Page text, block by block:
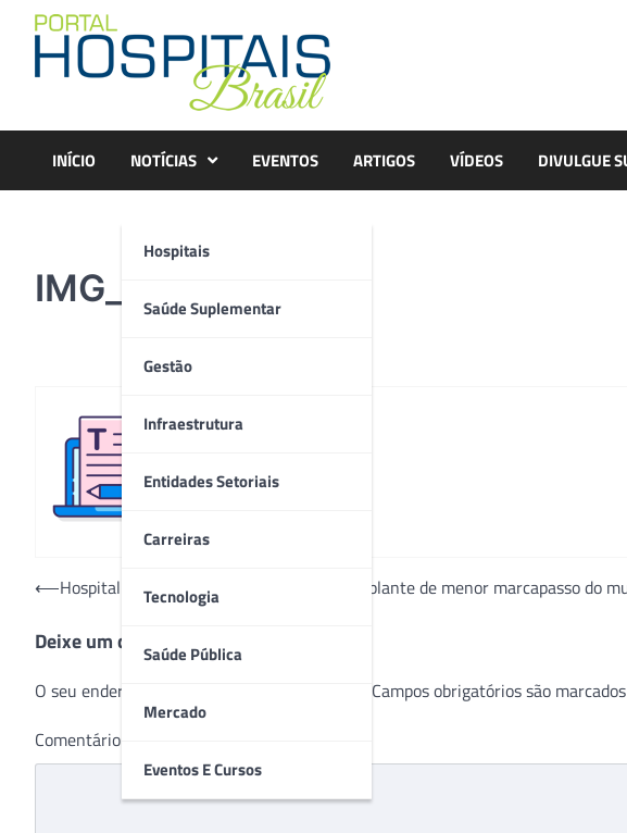
content
INÍCIO NOTÍCIAS
Hospitais
Saúde Suplementar
Gestão
Infraestrutura
Entidades Setoriais
Carreiras
Tecnologia
Saúde Pública
Mercado
Eventos E Cursos
EVENTOS ARTIGOS VÍDEOS DIVULGUE
IMG_8973
Navegação
Post
⟵Hospital Mãe de Deus inova ao realizar implante de menor marcapasso do
Deixe um comentário
O seu endereço de e-mail não será publicado. Campos obrigatórios são
Comentário